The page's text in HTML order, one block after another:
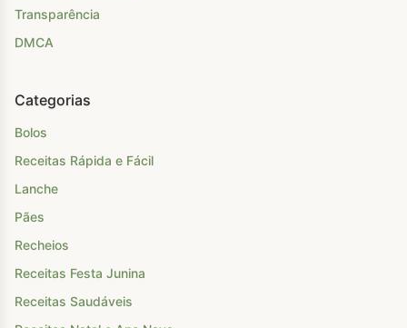
Transparência
DMCA
Categorias
Bolos
Receitas Rápida e Fácil
Lanche
Pães
Recheios
Receitas Festa Junina
Receitas Saudáveis